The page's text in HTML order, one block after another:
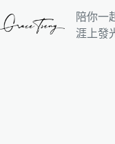
陪你一
涯上發